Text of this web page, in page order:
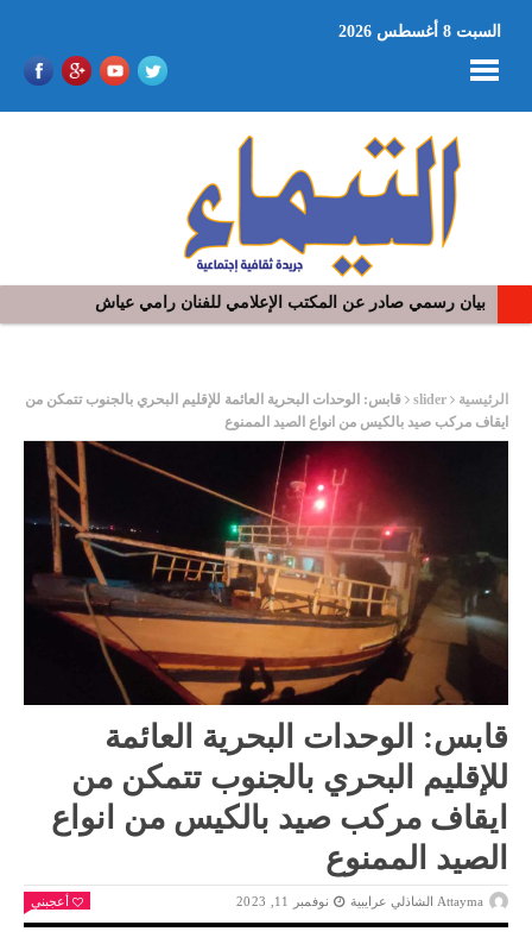
السبت 8 أغسطس 2026
بيان رسمي صادر عن المكتب الإعلامي للفنان رامي عياش
الرئيسية slider
قابس: الوحدات البحرية العائمة للإقليم البحري بالجنوب تتمكن من
ايقاف مركب صيد بالكيس من انواع الصيد الممنوع
قابس: الوحدات البحرية العائمة
للإقليم البحري بالجنوب تتمكن من
ايقاف مركب صيد بالكيس من انواع
الصيد الممنوع
Attayma الشاذلي عرايبية نوفمبر 11, 2023 أعجبني